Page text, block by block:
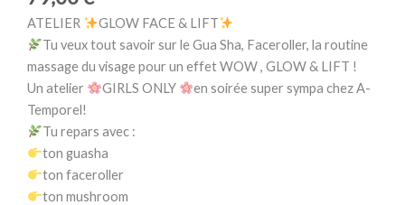
ATELIER
GLOW FACE & LIFT
Tu veux tout savoir sur le Gua Sha, Faceroller, la routine
massage du visage pour un effet WOW , GLOW & LIFT !
Un atelier
GIRLS ONLY
en soirée super sympa chez A-
Temporel!
Tu repars avec :
ton guasha
ton faceroller
ton mushroom